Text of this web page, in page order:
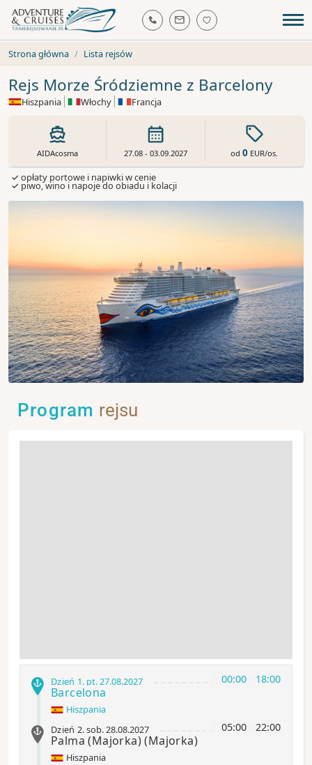
Strona główna Lista rejsów
Rejs Morze Śródziemne z Barcelony
Hiszpania Włochy Francja
AIDAcosma 27.08 - 03.09.2027 od0 EUR/os.
✓ opłaty portowe i napiwki w cenie
✓ piwo, wino i napoje do obiadu i kolacji
Program rejsu
00:00 18:00
Dzień 1. pt.27.08.2027
Barcelona
Hiszpania
05:00 22:00
Dzień 2.sob.28.08.2027
Palma (Majorka)(Majorka)
Hiszpania